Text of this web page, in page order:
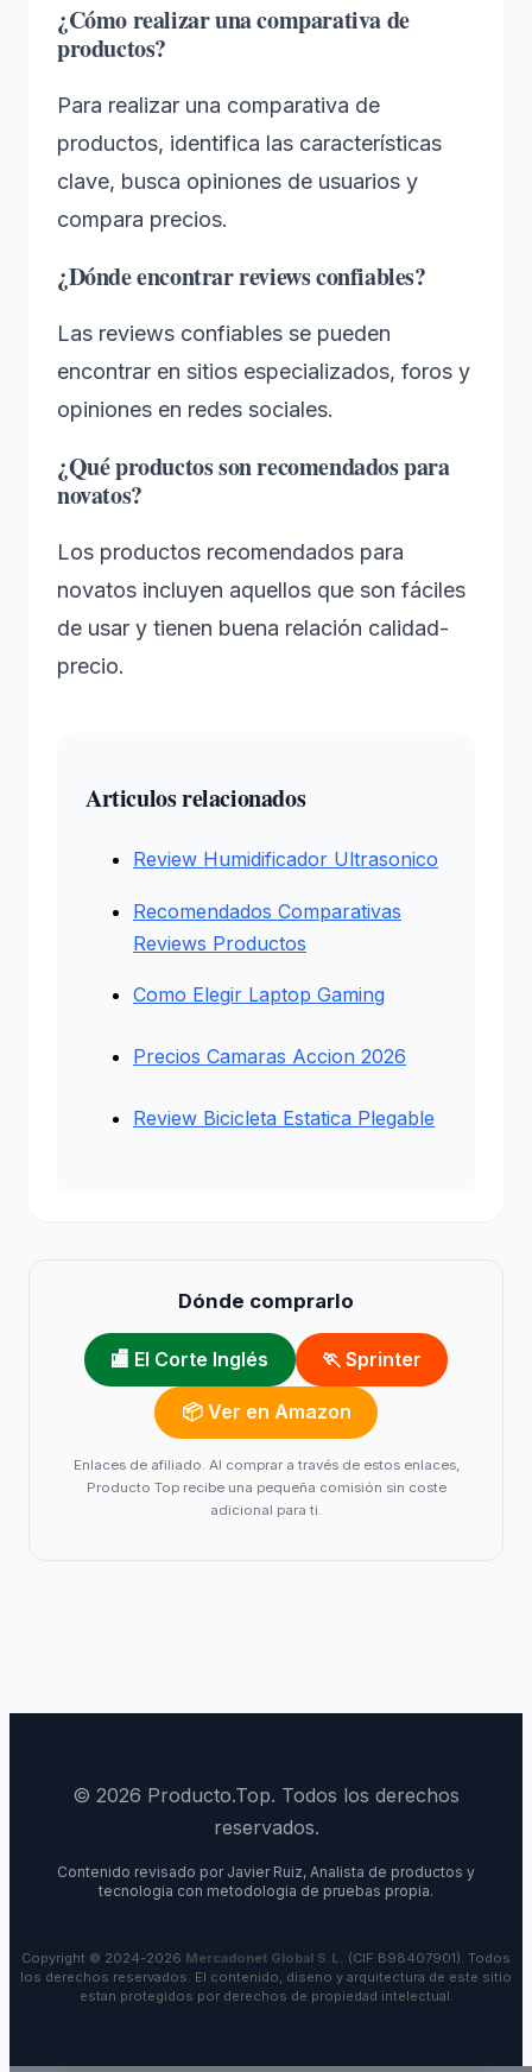
¿Cómo realizar una comparativa de
productos?
Para realizar una comparativa de
productos, identifica las características
clave, busca opiniones de usuarios y
compara precios.
¿Dónde encontrar reviews confiables?
Las reviews confiables se pueden
encontrar en sitios especializados, foros y
opiniones en redes sociales.
¿Qué productos son recomendados para
novatos?
Los productos recomendados para
novatos incluyen aquellos que son fáciles
de usar y tienen buena relación calidad-
precio.
Articulos relacionados
Review Humidificador Ultrasonico
Recomendados Comparativas
Reviews Productos
Como Elegir Laptop Gaming
Precios Camaras Accion 2026
Review Bicicleta Estatica Plegable
Dónde comprarlo
🏬 El Corte Inglés 🏃 Sprinter
📦 Ver en Amazon
Enlaces de afiliado. Al comprar a través de estos enlaces,
Producto Top recibe una pequeña comisión sin coste
adicional para ti.
© 2026 Producto.Top. Todos los derechos
reservados.
Contenido revisado por Javier Ruiz, Analista de productos y
tecnologia con metodologia de pruebas propia.
Copyright © 2024-2026 Mercadonet Global S.L.
(CIF B98407901). Todos
los derechos reservados. El contenido, diseno y arquitectura de este sitio
estan protegidos por derechos de propiedad intelectual.